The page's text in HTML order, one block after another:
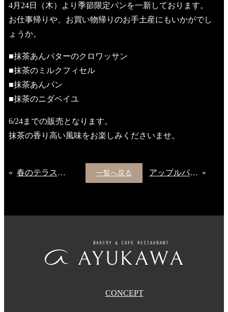
4月24日（木）より季節限定パンを一新しております。
お仕事帰りや、お買い物帰りのお手土産にもいかがでし
ょうか。
■抹茶あんバターのクロワッサン
■抹茶のミルクフィセル
■抹茶あんパン
■抹茶のニダベイユ
6/24までの販売となります。
抹茶の香り高い風味をお楽しみくださいませ。
« 春のテラス席でのお食事はいかがでしょうか 一覧へ戻る アップルパイのテイクアウト開始 »
CONCEPT